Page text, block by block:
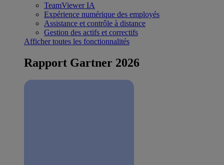
TeamViewer IA
Expérience numérique des employés
Assistance et contrôle à distance
Gestion des actifs et correctifs
Afficher toutes les fonctionnalités
Rapport Gartner 2026